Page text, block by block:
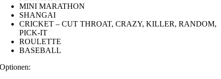
MINI MARATHON
SHANGAI
CRICKET – CUT THROAT, CRAZY, KILLER, RANDOM,
PICK-IT
ROULETTE
BASEBALL
Optionen: